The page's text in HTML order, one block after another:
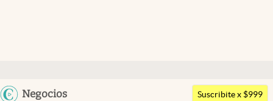
Argentina
Negocios
Members Suscribite x $999